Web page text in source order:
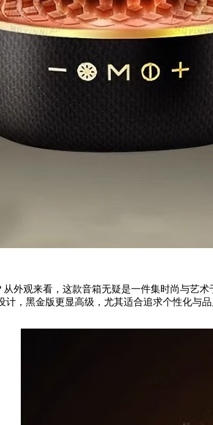
从外观来看，这款音箱无疑是一件集时尚与艺
，黑金版更显高级，尤其适合追求个性化与